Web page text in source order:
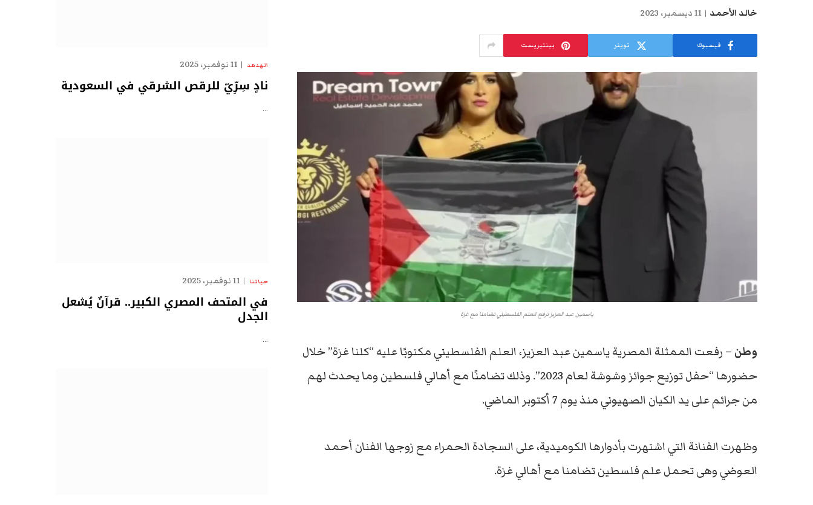
خالد الأحمد 11 ديسمبر، 2023
فيسبوك تويتر بينتيريست
ياسمين عبد العزيز ترفع العلم الفلسطيني تضامنا مع غزة
وطن – رفعت الممثلة المصرية ياسمين عبد العزيز، العلم الفلسطيني مكتوبًا عليه “كلنا غزة” خلال
حضورها “حفل توزيع جوائز وشوشة لعام 2023”. وذلك تضامنًا مع أهالي فلسطين وما يحدث لهم
من جرائم على يد الكيان الصهيوني منذ يوم 7 أكتوبر الماضي.
وظهرت الفنانة التي اشتهرت بأدوارها الكوميدية، على السجادة الحمراء مع زوجها الفنان أحمد
العوضي وهى تحمل علم فلسطين تضامنا مع أهالي غزة.
الهدهد 11 نوفمبر، 2025
نادٍ سِرِّيّ للرقص الشرقي في السعودية
…
حياتنا 11 نوفمبر، 2025
في المتحف المصري الكبير.. قرآنٌ يُشعل
الجدل
…